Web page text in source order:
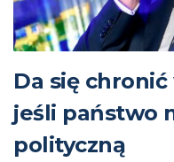
Da się chronić
jeśli państwo
polityczną